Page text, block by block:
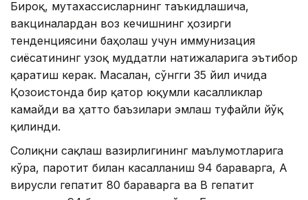
Бироқ, мутахассисларнинг таъкидлашича,
вакциналардан воз кечишнинг ҳозирги
тенденциясини баҳолаш учун иммунизация
сиёсатининг узоқ муддатли натижаларига эътибор
қаратиш керак. Масалан, сўнгги 35 йил ичида
Қозоғистонда бир қатор юқумли касалликлар
камайди ва ҳатто баъзилари эмлаш туфайли йўқ
қилинди.
Соғлиқни сақлаш вазирлигининг маълумотларига
кўра, паротит билан касалланиш 94 бараварга, А
вирусли гепатит 80 бараварга ва B гепатит